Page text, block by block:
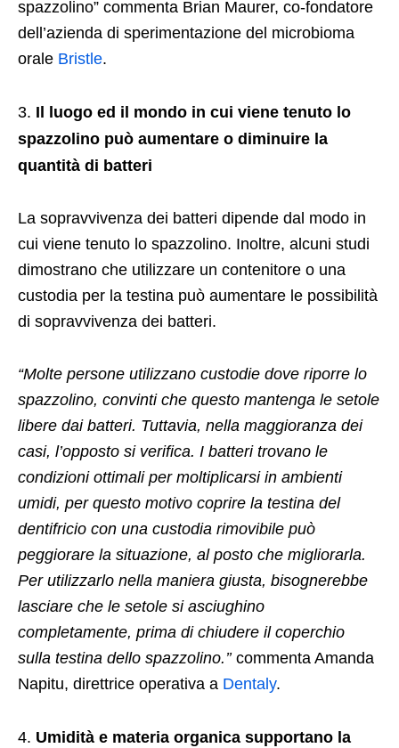
spazzolino” commenta Brian Maurer, co-fondatore
dell’azienda di sperimentazione del microbioma
orale Bristle.
Il luogo ed il mondo in cui viene tenuto lo
spazzolino può aumentare o diminuire la
quantità di batteri
La sopravvivenza dei batteri dipende dal modo in
cui viene tenuto lo spazzolino. Inoltre, alcuni studi
dimostrano che utilizzare un contenitore o una
custodia per la testina può aumentare le possibilità
di sopravvivenza dei batteri.
“Molte persone utilizzano custodie dove riporre lo
spazzolino, convinti che questo mantenga le setole
libere dai batteri. Tuttavia, nella maggioranza dei
casi, l’opposto si verifica. I batteri trovano le
condizioni ottimali per moltiplicarsi in ambienti
umidi, per questo motivo coprire la testina del
dentifricio con una custodia rimovibile può
peggiorare la situazione, al posto che migliorarla.
Per utilizzarlo nella maniera giusta, bisognerebbe
lasciare che le setole si asciughino
completamente, prima di chiudere il coperchio
sulla testina dello spazzolino.’’commenta Amanda
Napitu, direttrice operativa a Dentaly.
Umidità e materia organica supportano la